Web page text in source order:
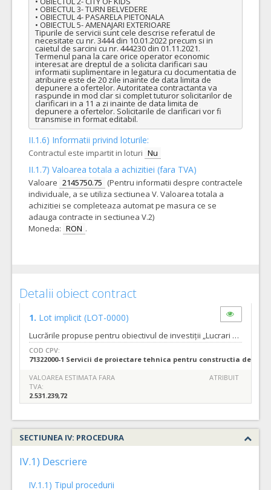
• OBIECTUL 3- TURN BELVEDERE
• OBIECTUL 4- PASARELA PIETONALA
• OBIECTUL 5- AMENAJARI EXTERIOARE
Tipurile de servicii sunt cele descrise referatul de
necesitate cu nr. 3444 din 10.01.2022 precum si in
caietul de sarcini cu nr. 444230 din 01.11.2021.
Termenul pana la care orice operator economic
interesat are dreptul de a solicita clarificari sau
informatii suplimentare in legatura cu documentatia de
atribuire este de 20 zile inainte de data limita de
depunere a ofertelor. Autoritatea contractanta va
raspunde in mod clar si complet tuturor solicitarilor de
clarificari in a 11 a zi inainte de data limita de
depunere a ofertelor. Solicitarile de clarificari vor fi
transmise in format editabil.
II.1.6) Informatii privind loturile:
Contractul este impartit in loturi Nu
II.1.7) Valoarea totala a achizitiei (fara TVA)
Valoare 2145750.75 (Pentru informatii despre contractele
individuale, a se utiliza sectiunea V. Valoarea totala a
achizitiei se completeaza automat pe masura ce se
adauga contracte in sectiunea V.2)
Moneda: RON .
Detalii obiect contract
1. Lot implicit (LOT-0000)
Lucrările propuse pentru obiectivul de investiții „Lucrari de interes public local pentru amenajare de noi spatii verzi si pentru constructii cu caracter educativ si sportiv - Amenajare GRADINA URBANA NUFARUL in zona cuprinsa intre Strada Meiului, Strada Lotus, Complex Lotus si Strada Vavilov” sunt trasate în cadrul documentației tehnico-economice faza Studiu de Fezabilitate, atașat prezentului Caiet de Sarcini. Prin urmare, în cadrul Studiului de Fezabilitate au fost propuse două variante, dintre care cea recomandată și aprobată este VARIANTA 1, care presupune realizarea a 5 obiecte, dupa cum urmeaza: • OBIECTUL 1- SERA • OBIECTUL 2- CITY OF KIDS • OBIECTUL 3- TURN BELVEDERE • OBIECTUL 4- PASARELA PIETONALA • OBIECTUL 5- AMENAJARI EXTERIOARE Tipurile de servicii sunt cele descrise referatul de necesitate cu nr. 3444 din 10.01.2022 precum si in caietul de sarcini cu nr. 444230 din 01.11.2021. Termenul pana la care orice operator economic interesat are dreptul de a solicita clarificari sau informatii suplimentare in legatura cu documentatia de atribuire este de 20 zile inainte de data limita de depunere a ofertelor. Autoritatea contractanta va raspunde in mod clar si complet tuturor solicitarilor de clarificari in a 11 a zi inainte de data limita de depunere a ofertelor. Solicitarile de clarificari vor fi transmise in format editabil.
COD CPV:
71322000-1 Servicii de proiectare tehnica pentru constructia de
VALOAREA ESTIMATA FARA
TVA:
2.531.239,72
ATRIBUIT
SECTIUNEA IV: PROCEDURA
IV.1) Descriere
IV.1.1) Tipul procedurii